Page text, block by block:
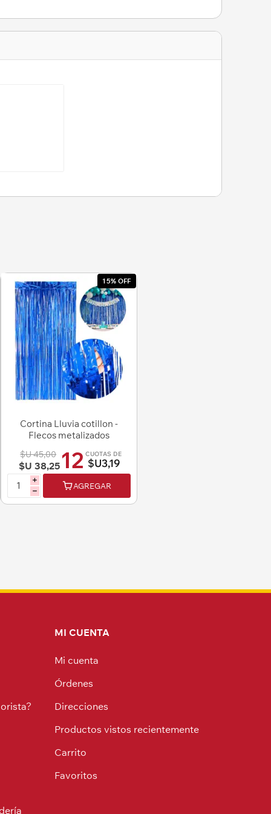
15% OFF
Cortina Lluvia cotillon -
Flecos metalizados
$U 45,00
$U 38,25 12 CUOTAS DE
$U3,19
i
h
AGREGAR
MI CUENTA
Mi cuenta
Órdenes
Direcciones
Productos vistos recientemente
Carrito
Favoritos